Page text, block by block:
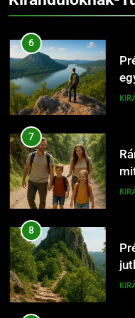
20
21
22
6
7
8